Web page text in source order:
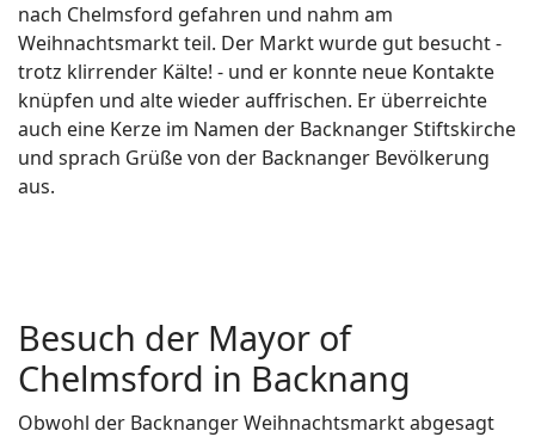
nach Chelmsford gefahren und nahm am
Weihnachtsmarkt teil. Der Markt wurde gut besucht -
trotz klirrender Kälte! - und er konnte neue Kontakte
knüpfen und alte wieder auffrischen. Er überreichte
auch eine Kerze im Namen der Backnanger Stiftskirche
und sprach Grüße von der Backnanger Bevölkerung
aus.
Besuch der Mayor of
Chelmsford in Backnang
Obwohl der Backnanger Weihnachtsmarkt abgesagt